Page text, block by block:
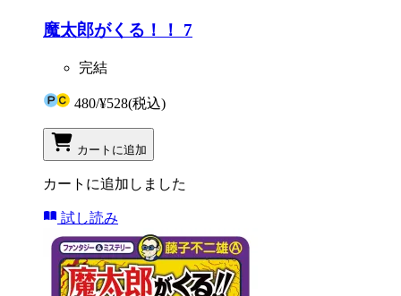
魔太郎がくる！！ 7
完結
480/¥528(税込)
カートに追加
カートに追加しました
試し読み